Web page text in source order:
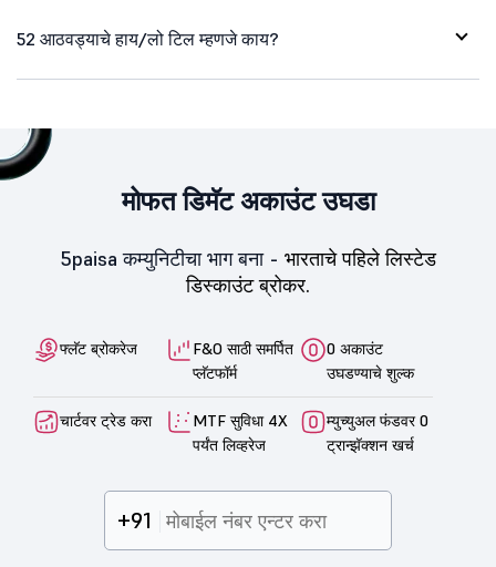
52 आठवड्याचे हाय/लो टिल म्हणजे काय?
मोफत डिमॅट अकाउंट उघडा
5paisa कम्युनिटीचा भाग बना - भारताचे पहिले लिस्टेड
डिस्काउंट ब्रोकर.
फ्लॅट ब्रोकरेज
F&O साठी समर्पित
प्लॅटफॉर्म
0 अकाउंट
उघडण्याचे शुल्क
चार्टवर ट्रेड करा
MTF सुविधा 4X
पर्यंत लिव्हरेज
म्युच्युअल फंडवर 0
ट्रान्झॅक्शन खर्च
+91